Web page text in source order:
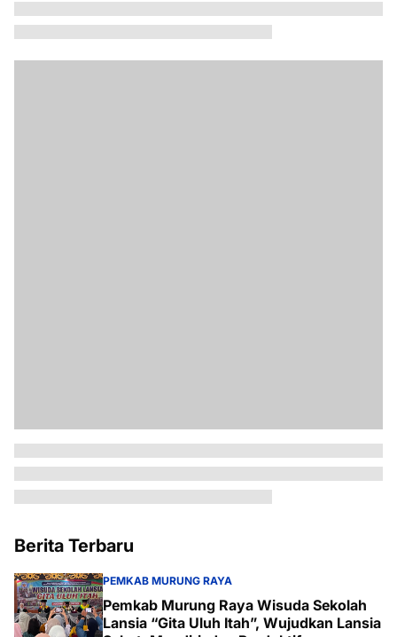
Berita Terbaru
PEMKAB MURUNG RAYA
Pemkab Murung Raya Wisuda Sekolah
Lansia “Gita Uluh Itah”, Wujudkan Lansia